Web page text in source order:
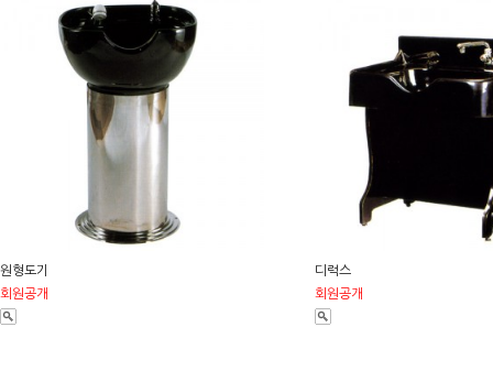
원형도기
회원공개
디럭스
회원공개